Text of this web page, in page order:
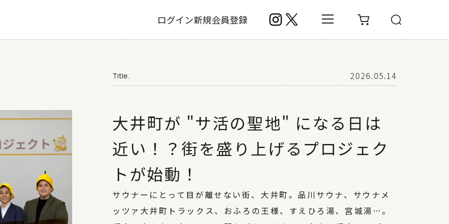
ログイン新規会員登録
Title. 2026.05.14
大井町が "サ活の聖地" になる日は
近い！？街を盛り上げるプロジェク
トが始動！
サウナーにとって目が離せない街、大井町。品川サウナ、サウナメ
ッツァ大井町トラックス、おふろの王様、すえひろ湯、宮城湯…。